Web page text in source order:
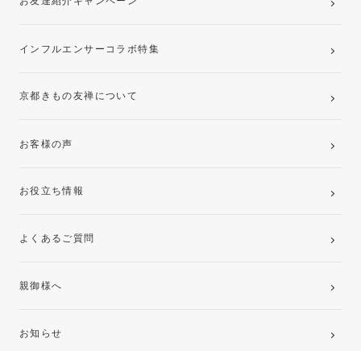
インフルエンサーコラボ特集
京都きもの友禅について
お客様の声
お役立ち情報
よくあるご質問
親御様へ
お知らせ